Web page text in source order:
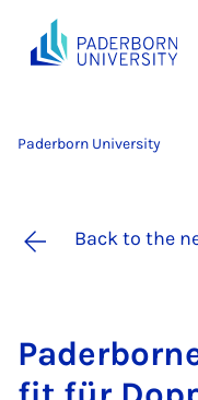
Paderborn University
Back to the